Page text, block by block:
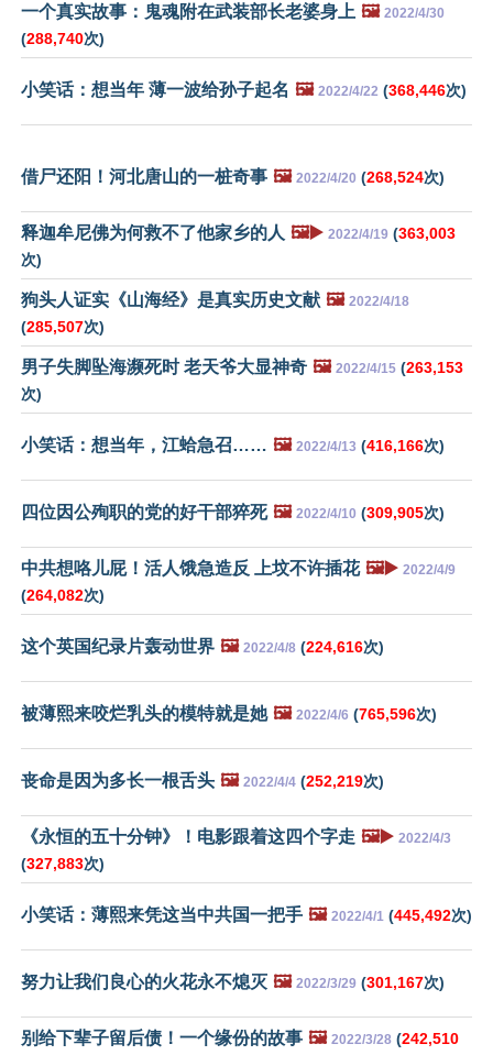
一个真实故事：鬼魂附在武装部长老婆身上 🖼️ 2022/4/30
(288,740次)
小笑话：想当年 薄一波给孙子起名 🖼️ 2022/4/22 (368,446次)
借尸还阳！河北唐山的一桩奇事 🖼️ 2022/4/20 (268,524次)
释迦牟尼佛为何救不了他家乡的人 🖼️▶️ 2022/4/19 (363,003
次)
狗头人证实《山海经》是真实历史文献 🖼️ 2022/4/18
(285,507次)
男子失脚坠海濒死时 老天爷大显神奇 🖼️ 2022/4/15 (263,153
次)
小笑话：想当年，江蛤急召…… 🖼️ 2022/4/13 (416,166次)
四位因公殉职的党的好干部猝死 🖼️ 2022/4/10 (309,905次)
中共想咯儿屁！活人饿急造反 上坟不许插花 🖼️▶️ 2022/4/9
(264,082次)
这个英国纪录片轰动世界 🖼️ 2022/4/8 (224,616次)
被薄熙来咬烂乳头的模特就是她 🖼️ 2022/4/6 (765,596次)
丧命是因为多长一根舌头 🖼️ 2022/4/4 (252,219次)
《永恒的五十分钟》！电影跟着这四个字走 🖼️▶️ 2022/4/3
(327,883次)
小笑话：薄熙来凭这当中共国一把手 🖼️ 2022/4/1 (445,492次)
努力让我们良心的火花永不熄灭 🖼️ 2022/3/29 (301,167次)
别给下辈子留后债！一个缘份的故事 🖼️ 2022/3/28 (242,510